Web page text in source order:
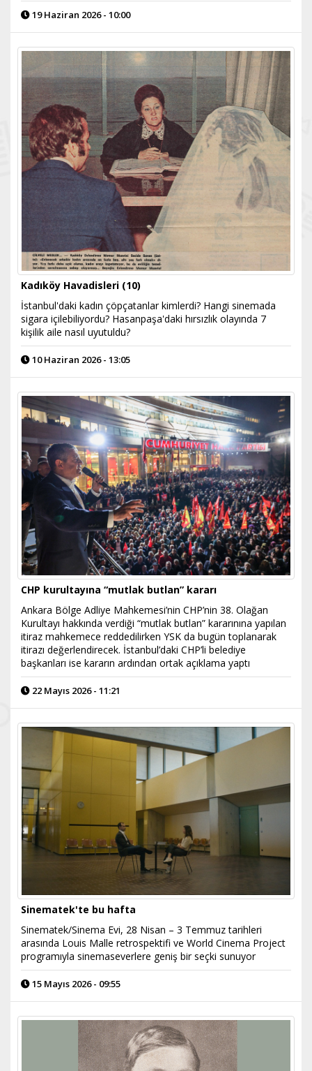
19 Haziran 2026 - 10:00
Kadıköy Havadisleri (10)
İstanbul'daki kadın çöpçatanlar kimlerdi? Hangi sinemada
sigara içilebiliyordu? Hasanpaşa'daki hırsızlık olayında 7
kişilik aile nasıl uyutuldu?
10 Haziran 2026 - 13:05
CHP kurultayına “mutlak butlan” kararı
Ankara Bölge Adliye Mahkemesi’nin CHP’nin 38. Olağan
Kurultayı hakkında verdiği “mutlak butlan” kararınına yapılan
itiraz mahkemece reddedilirken YSK da bugün toplanarak
itirazı değerlendirecek. İstanbul’daki CHP’li belediye
başkanları ise kararın ardından ortak açıklama yaptı
22 Mayıs 2026 - 11:21
Sinematek'te bu hafta
Sinematek/Sinema Evi, 28 Nisan – 3 Temmuz tarihleri
arasında Louis Malle retrospektifi ve World Cinema Project
programıyla sinemaseverlere geniş bir seçki sunuyor
15 Mayıs 2026 - 09:55